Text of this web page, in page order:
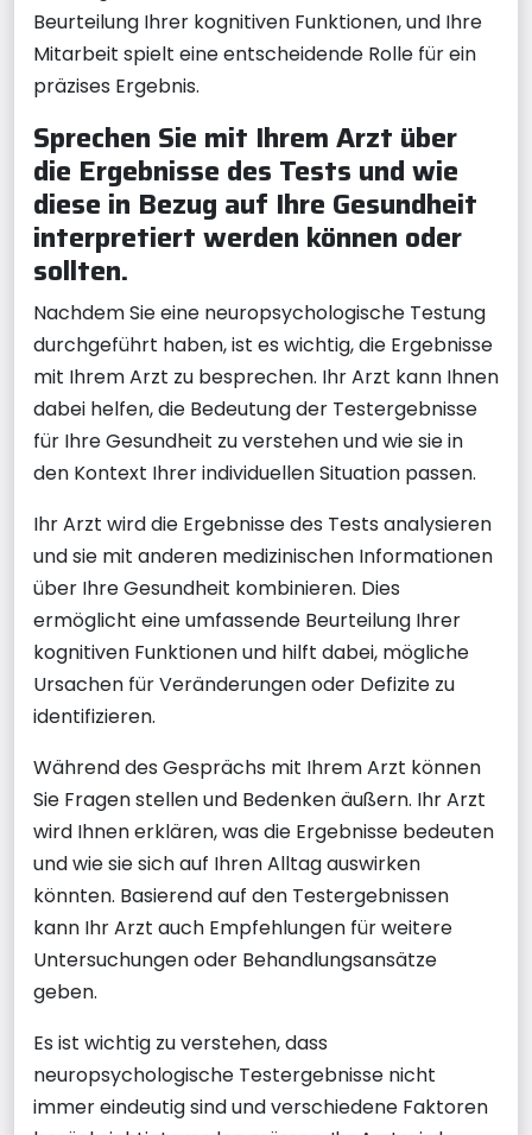
Beurteilung Ihrer kognitiven Funktionen, und Ihre
Mitarbeit spielt eine entscheidende Rolle für ein
präzises Ergebnis.
Sprechen Sie mit Ihrem Arzt über
die Ergebnisse des Tests und wie
diese in Bezug auf Ihre Gesundheit
interpretiert werden können oder
sollten.
Nachdem Sie eine neuropsychologische Testung
durchgeführt haben, ist es wichtig, die Ergebnisse
mit Ihrem Arzt zu besprechen. Ihr Arzt kann Ihnen
dabei helfen, die Bedeutung der Testergebnisse
für Ihre Gesundheit zu verstehen und wie sie in
den Kontext Ihrer individuellen Situation passen.
Ihr Arzt wird die Ergebnisse des Tests analysieren
und sie mit anderen medizinischen Informationen
über Ihre Gesundheit kombinieren. Dies
ermöglicht eine umfassende Beurteilung Ihrer
kognitiven Funktionen und hilft dabei, mögliche
Ursachen für Veränderungen oder Defizite zu
identifizieren.
Während des Gesprächs mit Ihrem Arzt können
Sie Fragen stellen und Bedenken äußern. Ihr Arzt
wird Ihnen erklären, was die Ergebnisse bedeuten
und wie sie sich auf Ihren Alltag auswirken
könnten. Basierend auf den Testergebnissen
kann Ihr Arzt auch Empfehlungen für weitere
Untersuchungen oder Behandlungsansätze
geben.
Es ist wichtig zu verstehen, dass
neuropsychologische Testergebnisse nicht
immer eindeutig sind und verschiedene Faktoren